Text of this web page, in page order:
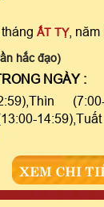
ẤT TỴ, năm
hắc đạo)
NGÀY :
XEM CHI